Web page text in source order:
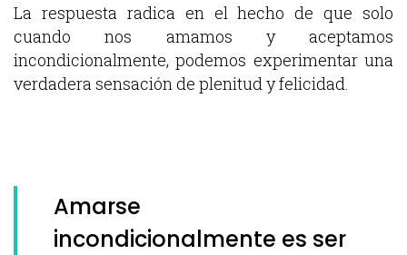
La respuesta radica en el hecho de que solo
cuando nos amamos y aceptamos
incondicionalmente, podemos experimentar una
verdadera sensación de plenitud y felicidad.
Amarse
incondicionalmente es ser